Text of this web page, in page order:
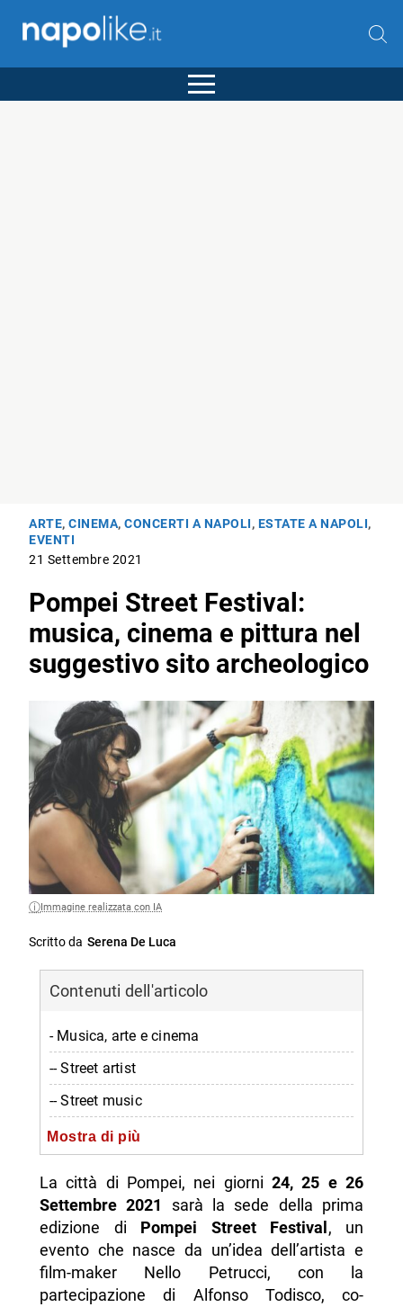
ARTE,CINEMA,CONCERTI A NAPOLI, ESTATE A NAPOLI,
EVENTI
21 Settembre 2021
Pompei Street Festival:
musica, cinema e pittura nel
suggestivo sito archeologico
Immagine realizzata con IA
Scritto da Serena De Luca
Contenuti dell'articolo
- Musica, arte e cinema
-- Street artist
-- Street music
-- Street cinema festival
- Green Pass obbligatorio
- Informazioni su Pompei Street Festival
-- Quando
-- Dove
Mostra di più
La città di Pompei, nei giorni24, 25 e 26
Settembre 2021
sarà la sede della prima
edizione di Pompei Street Festival , un
evento che nasce da un’idea dell’artista e
film-maker Nello Petrucci, con la
partecipazione di Alfonso Todisco, co-